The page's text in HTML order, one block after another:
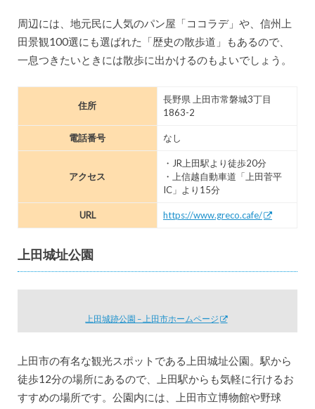
周辺には、地元民に人気のパン屋「ココラデ」や、信州上
田景観100選にも選ばれた「歴史の散歩道」もあるので、
一息つきたいときには散歩に出かけるのもよいでしょう。
住所
長野県 上田市常磐城3丁目
1863-2
電話番号 なし
アクセス
・JR上田駅より徒歩20分
・上信越自動車道「上田菅平
IC」より15分
URL https://www.greco.cafe/
上田城址公園
上田城跡公園 – 上田市ホームページ
上田市の有名な観光スポットである上田城址公園。駅から
徒歩12分の場所にあるので、上田駅からも気軽に行けるお
すすめの場所です。公園内には、上田市立博物館や野球